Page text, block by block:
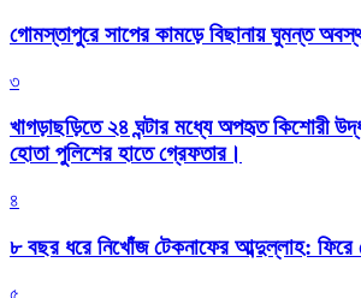
গোমস্তাপুরে সাপের কামড়ে বিছানায় ঘুমন্ত
৩
খাগড়াছড়িতে ২৪ ঘন্টার মধ্যে অপহৃত কিশোরী
হোতা পুলিশের হাতে গ্রেফতার।
৪
৮ বছর ধরে নিখোঁজ টেকনাফের আব্দুল্লাহ: ফিরে
৫